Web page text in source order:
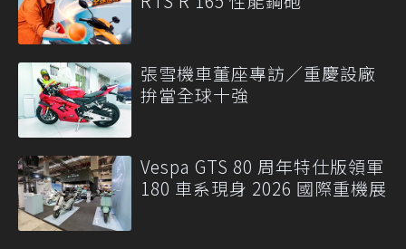
張雪機車董座專訪／重慶設廠
拚當全球十強
Vespa GTS 80 周年特仕版領軍
180 車系現身 2026 國際重機展